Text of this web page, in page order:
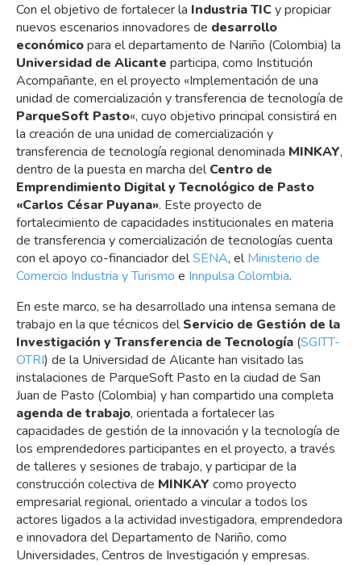
Con el objetivo de fortalecer la Industria TICy propiciar
nuevos escenarios innovadores de desarrollo
económicopara el departamento de Nariño (Colombia) la
Universidad de Alicante participa, como Institución
Acompañante, en el proyecto «Implementación de una
unidad de comercialización y transferencia de tecnología de
ParqueSoft Pasto«, cuyo objetivo principal consistirá en
la creación de una unidad de comercialización y
transferencia de tecnología regional denominada MINKAY,
dentro de la puesta en marcha delCentro de
Emprendimiento Digital y Tecnológico de Pasto
«Carlos César Puyana». Este proyecto de
fortalecimiento de capacidades institucionales en materia
de transferencia y comercialización de tecnologías cuenta
con el apoyo co-financiador delSENA, elMinisterio de
Comercio Industria y Turismo e Innpulsa Colombia.
En este marco, se ha desarrollado una intensa semana de
trabajo en la que técnicos delServicio de Gestión de la
Investigación y Transferencia de Tecnología (SGITT-
OTRI) de la Universidad de Alicante han visitado las
instalaciones de ParqueSoft Pasto en la ciudad de San
Juan de Pasto (Colombia) y han compartido una completa
agenda de trabajo, orientada a fortalecer las
capacidades de gestión de la innovación y la tecnología de
los emprendedores participantes en el proyecto, a través
de talleres y sesiones de trabajo, y participar de la
construcción colectiva de MINKAY como proyecto
empresarial regional, orientado a vincular a todos los
actores ligados a la actividad investigadora, emprendedora
e innovadora del Departamento de Nariño, como
Universidades, Centros de Investigación y empresas.